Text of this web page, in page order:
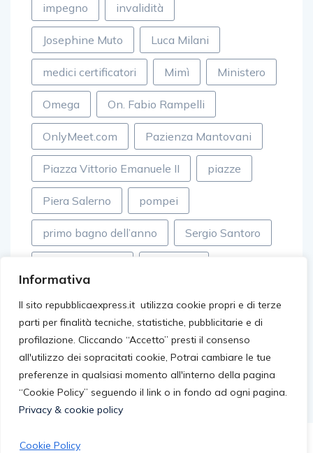
Informativa
Il sito repubblicaexpress.it utilizza cookie propri e di terze
parti per finalità tecniche, statistiche, pubblicitarie e di
profilazione. Cliccando “Accetto” presti il consenso
all'utilizzo dei sopracitati cookie, Potrai cambiare le tue
preferenze in qualsiasi momento all'interno della pagina
“Cookie Policy” seguendo il link o in fondo ad ogni pagina.
Privacy & cookie policy
Cookie Policy
impegno invalidità
Josephine Muto Luca Milani
medici certificatori Mimì Ministero
Omega On. Fabio Rampelli
OnlyMeet.com Pazienza Mantovani
Piazza Vittorio Emanuele II piazze
Piera Salerno pompei
primo bagno dell’anno Sergio Santoro
tordelli versiliesi Wise